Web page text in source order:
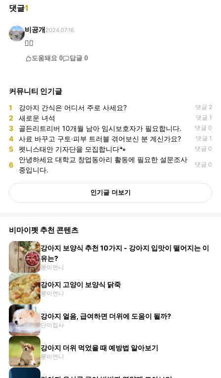
댓글1
비공개 2024.07.16
👍🏻
도움돼요 0 답글 0
커뮤니티 인기글
1 강아지 간식은 어디서 주로 사세요? 댓글 2
2 새로운 녀석 댓글 1
3 골든리트리버 10개월 남아 임시보호자가 필요합니다. 댓글 0
4 사료 바꾸고 구토·피부 트러블 겪어보신 분 계신가요? 댓글 1
5 펫니스태안 기자단을 모집합니다🐾 댓글 0
6
안녕하세요 대학교 창업동아리 활동에 필요한 설문조사
중입니다.
댓글 0
인기글 더보기
비마이펫 추천 콘텐츠
강아지 보양식 추천 10가지 - 강아지 입맛이 떨어지는 이
유는?
몽이언니
강아지 고양이 보양식 닭죽
몽이언니
강아지 얼음, 급여하면 더위에 도움이 될까?
단이집사
강아지 더위 먹었을 때 예방법 알아보기
몽이언니